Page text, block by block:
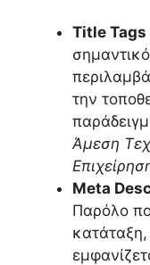
Title Tags
την
Άμεση
Meta
Παρόλο
κατάταξη,